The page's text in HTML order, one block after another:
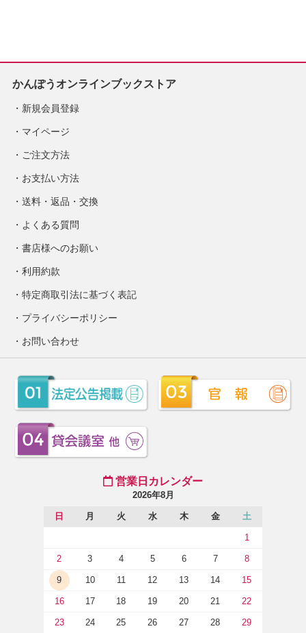
かんぽうオンラインブックストア
新規会員登録
マイページ
ご注文方法
お支払い方法
送料・返品・交換
よくある質問
書店様へのお願い
利用約款
特定商取引法に基づく表記
プライバシーポリシー
お問い合わせ
営業日カレンダー
2026年8月
日 月 火 水 木 金 土
1
2 3 4 5 6 7 8
9 10 11 12 13 14 15
16 17 18 19 20 21 22
23 24 25 26 27 28 29